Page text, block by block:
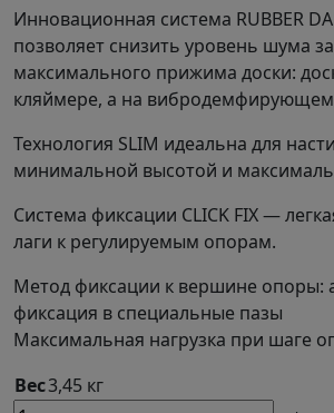
Инновационная система RUBBER
позволяет снизить уровень шума
максимального прижима доски:
кляймере, а на
Технология SLIM идеальна для
минимальной высотой и
Система фиксации CLICK FIX —
лаги к регулируемым опорам.
Метод фиксации к вершине опоры:
фиксация в специальные пазы
Максимальная нагрузка при шаге
Вес3,45 кг